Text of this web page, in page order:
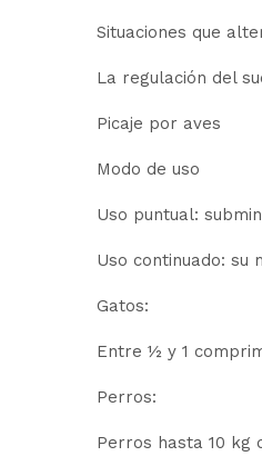
Situaciones que
La regulación del
Picaje por aves
Modo de uso
Uso puntual:
Uso continuado:
Gatos:
Entre ½ y 1
Perros:
Perros hasta 10 kg